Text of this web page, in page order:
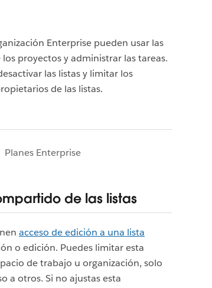
Enterprise pueden usar las
proyectos y administrar las tareas.
las listas y limitar los
de las listas.
Planes Enterprise
de las listas
acceso de edición a una lista
o edición. Puedes limitar esta
de trabajo u organización, solo
a otros. Si no ajustas esta